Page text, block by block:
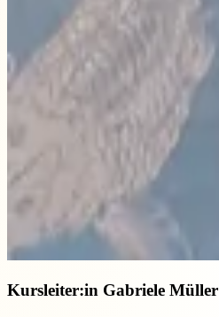
Kursleiter:in Gabriele Müller